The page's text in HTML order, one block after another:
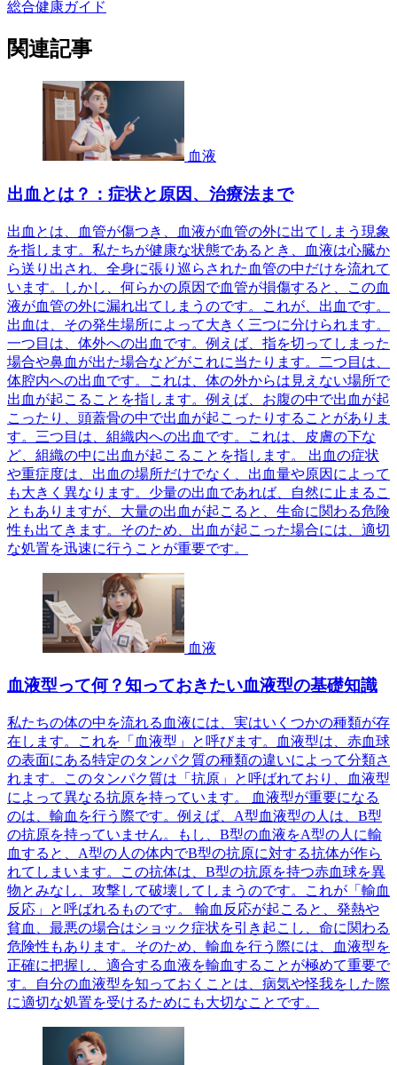
総合健康ガイド
関連記事
血液
出血とは？：症状と原因、治療法まで
出血とは、血管が傷つき、血液が血管の外に出てしまう現象
を指します。私たちが健康な状態であるとき、血液は心臓か
ら送り出され、全身に張り巡らされた血管の中だけを流れて
います。しかし、何らかの原因で血管が損傷すると、この血
液が血管の外に漏れ出てしまうのです。これが、出血です。
出血は、その発生場所によって大きく三つに分けられます。
一つ目は、体外への出血です。例えば、指を切ってしまった
場合や鼻血が出た場合などがこれに当たります。二つ目は、
体腔内への出血です。これは、体の外からは見えない場所で
出血が起こることを指します。例えば、お腹の中で出血が起
こったり、頭蓋骨の中で出血が起こったりすることがありま
す。三つ目は、組織内への出血です。これは、皮膚の下な
ど、組織の中に出血が起こることを指します。 出血の症状
や重症度は、出血の場所だけでなく、出血量や原因によって
も大きく異なります。少量の出血であれば、自然に止まるこ
ともありますが、大量の出血が起こると、生命に関わる危険
性も出てきます。そのため、出血が起こった場合には、適切
な処置を迅速に行うことが重要です。
血液
血液型って何？知っておきたい血液型の基礎知識
私たちの体の中を流れる血液には、実はいくつかの種類が存
在します。これを「血液型」と呼びます。血液型は、赤血球
の表面にある特定のタンパク質の種類の違いによって分類さ
れます。このタンパク質は「抗原」と呼ばれており、血液型
によって異なる抗原を持っています。 血液型が重要になる
のは、輸血を行う際です。例えば、A型血液型の人は、B型
の抗原を持っていません。もし、B型の血液をA型の人に輸
血すると、A型の人の体内でB型の抗原に対する抗体が作ら
れてしまいます。この抗体は、B型の抗原を持つ赤血球を異
物とみなし、攻撃して破壊してしまうのです。これが「輸血
反応」と呼ばれるものです。 輸血反応が起こると、発熱や
貧血、最悪の場合はショック症状を引き起こし、命に関わる
危険性もあります。そのため、輸血を行う際には、血液型を
正確に把握し、適合する血液を輸血することが極めて重要で
す。自分の血液型を知っておくことは、病気や怪我をした際
に適切な処置を受けるためにも大切なことです。